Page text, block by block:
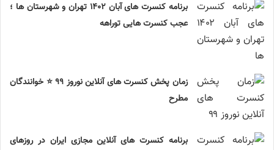
برنامه کنسرت های آبان ۱۴۰۲ تهران و شهرستان ها ؛
عجب کنسرت هایی توراهه
زمان پخش کنسرت های آنلاین نوروز ۹۹ ⭐ خوانندگان
مطرح
برنامه کنسرت های آنلاین مجازی ایران در روزهای